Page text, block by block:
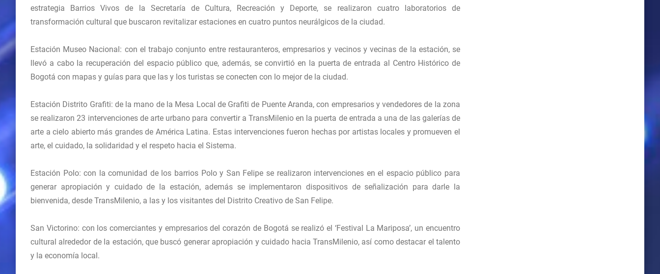
estrategia Barrios Vivos de la Secretaría de Cultura, Recreación y Deporte, se realizaron cuatro laboratorios de
transformación cultural que buscaron revitalizar estaciones en cuatro puntos neurálgicos de la ciudad.
Estación Museo Nacional: con el trabajo conjunto entre restauranteros, empresarios y vecinos y vecinas de la estación, se
llevó a cabo la recuperación del espacio público que, además, se convirtió en la puerta de entrada al Centro Histórico de
Bogotá con mapas y guías para que las y los turistas se conecten con lo mejor de la ciudad.
Estación Distrito Grafiti: de la mano de la Mesa Local de Grafiti de Puente Aranda, con empresarios y vendedores de la zona
se realizaron 23 intervenciones de arte urbano para convertir a TransMilenio en la puerta de entrada a una de las galerías de
arte a cielo abierto más grandes de América Latina. Estas intervenciones fueron hechas por artistas locales y promueven el
arte, el cuidado, la solidaridad y el respeto hacia el Sistema.
Estación Polo: con la comunidad de los barrios Polo y San Felipe se realizaron intervenciones en el espacio público para
generar apropiación y cuidado de la estación, además se implementaron dispositivos de señalización para darle la
bienvenida, desde TransMilenio, a las y los visitantes del Distrito Creativo de San Felipe.
San Victorino: con los comerciantes y empresarios del corazón de Bogotá se realizó el ‘Festival La Mariposa’, un encuentro
cultural alrededor de la estación, que buscó generar apropiación y cuidado hacia TransMilenio, así como destacar el talento
y la economía local.